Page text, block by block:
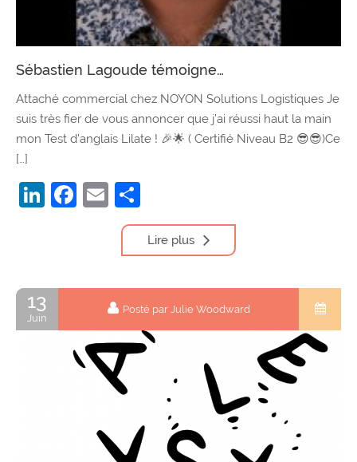
Sébastien Lagoude témoigne…
Attaché commercial chez NOYON Solutions Logistiques Je
suis très fier de vous annoncer que j’ai réussi haut la main
mon Test d’anglais Lilate ! 🎉🌟 ( Certifié Niveau B2 😎😎)Ce
[…]
LinkedIn
Facebook
Email
Lire plus
13
Juin
Posté par Julie Woodward